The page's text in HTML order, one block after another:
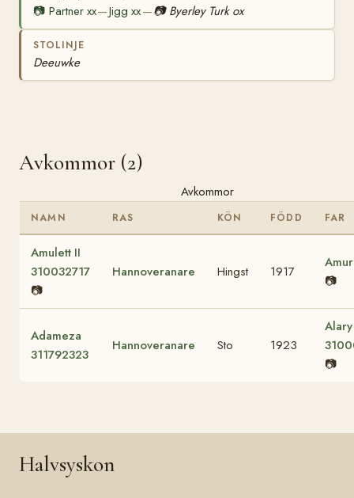
📷 Partner xx—Jigg xx—📷 Byerley Turk ox
STOLINJE
Deeuwke
Avkommor (2)
Avkommor
NAMN RAS KÖN FÖDD FAR
Amulett II
310032717
📷
Hannoveranare Hingst 1917
📷
Adameza
311792323
Hannoveranare Sto 1923
📷
Halvsyskon